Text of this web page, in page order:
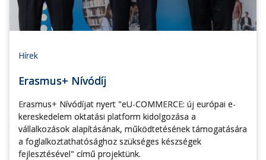
Hírek
Erasmus+ Nívódíj
Erasmus+ Nívódíjat nyert "eU-COMMERCE: új európai e-
kereskedelem oktatási platform kidolgozása a
vállalkozások alapításának, működtetésének támogatására
a foglalkoztathatósághoz szükséges készségek
fejlesztésével" című projektünk.